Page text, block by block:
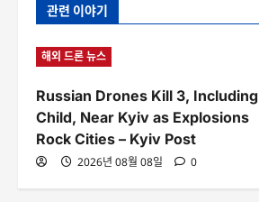
관련 이야기
해외 드론 뉴스
Russian Drones Kill 3, Including
Child, Near Kyiv as Explosions
Rock Cities – Kyiv Post
2026년 08월 08일 0